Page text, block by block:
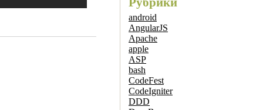
android
AngularJS
Apache
apple
ASP
bash
CodeFest
CodeIgniter
DDD